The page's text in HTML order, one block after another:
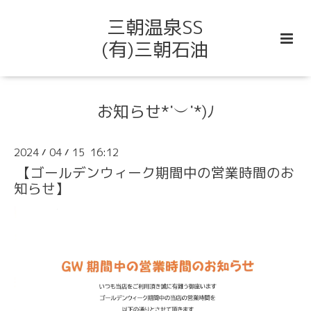
三朝温泉SS
(有)三朝石油
お知らせ*˙︶˙*)ﾉ
2024 / 04 / 15 16:12
【ゴールデンウィーク期間中の営業時間のお
知らせ】